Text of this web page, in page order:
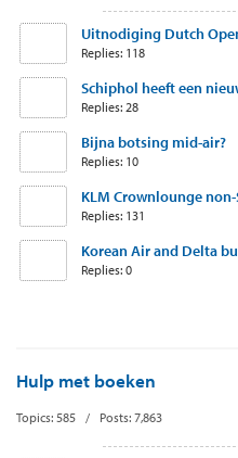
Uitnodiging Dutch
Replies: 118
Schiphol heeft een
Replies: 28
Bijna botsing mid-air?
Replies: 10
KLM Crownlounge
Replies: 131
Korean Air and Delta
Replies: 0
Hulp met boeken
Topics: 585 / Posts: 7,863